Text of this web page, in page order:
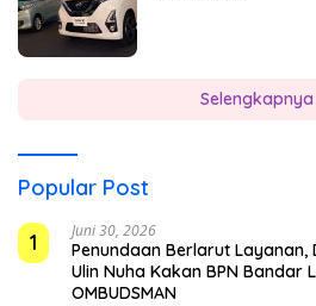
Selengkapnya
Popular Post
1
Juni 30, 2026
Penundaan Berlarut Layanan,
Ulin Nuha Kakan BPN Bandar
OMBUDSMAN